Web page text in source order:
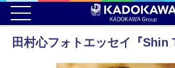
田村心フォトエッセイ『Shin